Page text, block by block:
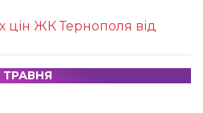
цін ЖК Тернополя від
ТРАВНЯ